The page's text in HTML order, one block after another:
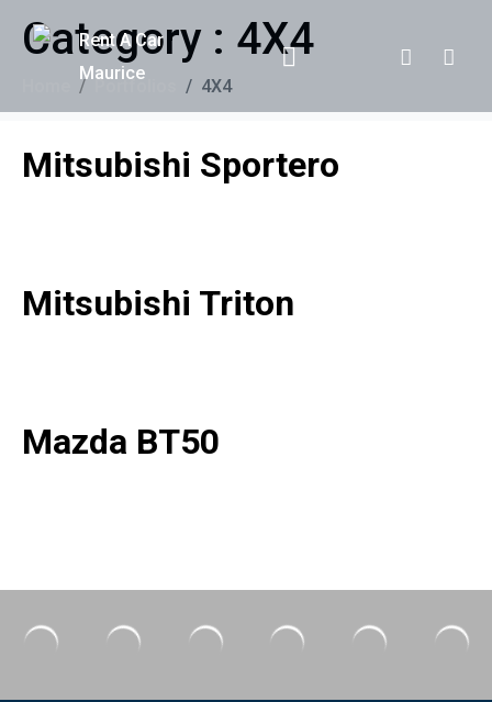
Category : 4X4
Portfolios 4X4
Mitsubishi Sportero
Mitsubishi Triton
Mazda BT50